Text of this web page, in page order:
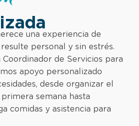
una experiencia de
personal y sin estrés.
Coordinador de Servicios para
apoyo personalizado
desde organizar el
semana hasta
comidas y asistencia para